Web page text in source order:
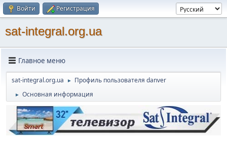
Войти Регистрация
sat-integral.org.ua
Главное меню
sat-integral.org.ua ► Профиль пользователя danver
► Основная информация